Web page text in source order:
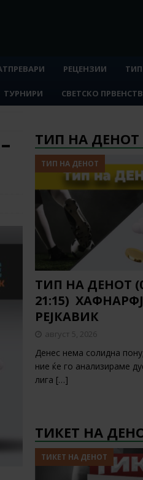
РЕЦЕНЗИИ
ТУРНИРИ СВЕТСКО
ТИП НА ДЕНОТ
ТИП НА ДЕНОТ
ТИП НА ДЕНОТ
21:15)
РЕЈКАВИК
август 5, 2026
Денес нема солидна
ние ќе го анализираме
лига […]
ТИКЕТ НА
ТИКЕТ НА ДЕНОТ